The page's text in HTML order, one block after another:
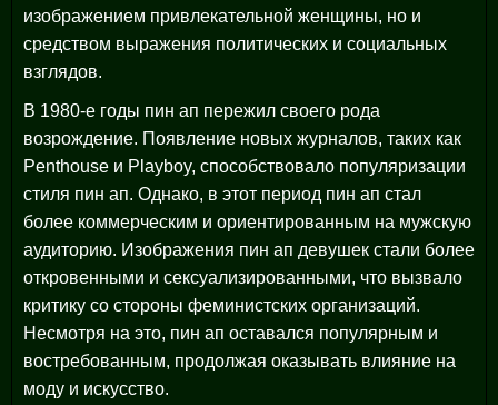
изображением привлекательной женщины, но и
средством выражения политических и социальных
взглядов.
В 1980-е годы пин ап пережил своего рода
возрождение. Появление новых журналов, таких как
Penthouse и Playboy, способствовало популяризации
стиля пин ап. Однако, в этот период пин ап стал
более коммерческим и ориентированным на мужскую
аудиторию. Изображения пин ап девушек стали более
откровенными и сексуализированными, что вызвало
критику со стороны феминистских организаций.
Несмотря на это, пин ап оставался популярным и
востребованным, продолжая оказывать влияние на
моду и искусство.